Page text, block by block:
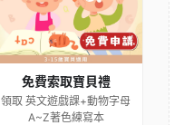
免費索取寶貝禮
領取 英文遊戲課+動物字母
A~Z著色練寫本